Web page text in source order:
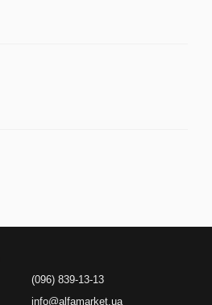
(096) 839-13-13
info@alfamarket.ua